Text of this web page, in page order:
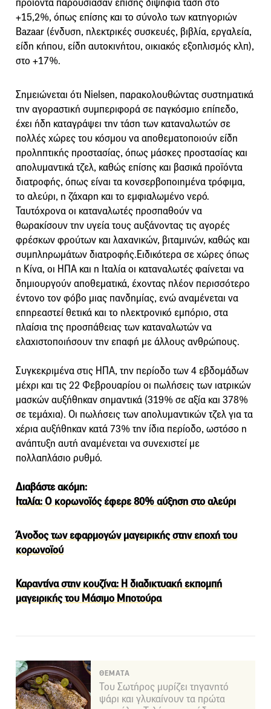
+15,2%, όπως επίσης και το σύνολο των κατηγοριών
Bazaar (ένδυση, ηλεκτρικές συσκευές, βιβλία, εργαλεία,
είδη κήπου, είδη αυτοκινήτου, οικιακός εξοπλισμός κλπ),
στο +17%.
Σημειώνεται ότι Nielsen, παρακολουθώντας συστηματικά
την αγοραστική συμπεριφορά σε παγκόσμιο επίπεδο,
έχει ήδη καταγράψει την τάση των καταναλωτών σε
πολλές χώρες του κόσμου να αποθεματοποιούν είδη
προληπτικής προστασίας, όπως μάσκες προστασίας και
απολυμαντικά τζελ, καθώς επίσης και βασικά προϊόντα
διατροφής, όπως είναι τα κονσερβοποιημένα τρόφιμα,
το αλεύρι, η ζάχαρη και το εμφιαλωμένο νερό.
Ταυτόχρονα οι καταναλωτές προσπαθούν να
θωρακίσουν την υγεία τους αυξάνοντας τις αγορές
φρέσκων φρούτων και λαχανικών, βιταμινών, καθώς και
συμπληρωμάτων διατροφής.Ειδικότερα σε χώρες όπως
η Κίνα, οι ΗΠΑ και η Ιταλία οι καταναλωτές φαίνεται να
δημιουργούν αποθεματικά, έχοντας πλέον περισσότερο
έντονο τον φόβο μιας πανδημίας, ενώ αναμένεται να
επηρεαστεί θετικά και το ηλεκτρονικό εμπόριο, στα
πλαίσια της προσπάθειας των καταναλωτών να
ελαχιστοποιήσουν την επαφή με άλλους ανθρώπους.
Συγκεκριμένα στις ΗΠΑ, την περίοδο των 4 εβδομάδων
μέχρι και τις 22 Φεβρουαρίου οι πωλήσεις των ιατρικών
μασκών αυξήθηκαν σημαντικά (319% σε αξία και 378%
σε τεμάχια). Οι πωλήσεις των απολυμαντικών τζελ για τα
χέρια αυξήθηκαν κατά 73% την ίδια περίοδο, ωστόσο η
ανάπτυξη αυτή αναμένεται να συνεχιστεί με
πολλαπλάσιο ρυθμό.
Διαβάστε ακόμη:
Ιταλία: Ο κορωνοϊός έφερε 80% αύξηση στο αλεύρι
Άνοδος των εφαρμογών μαγειρικής στην εποχή του
κορωνοϊού
Καραντίνα στην κουζίνα: Η διαδικτυακή εκπομπή
μαγειρικής του Μάσιμο Μποτούρα
ΘΕΜΑΤΑ
Του Σωτήρος μυρίζει τηγανητό
ψάρι και γλυκαίνουν τα πρώτα